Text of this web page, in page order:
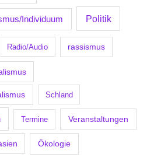
Individuum Politik
Radio/Audio rassismus
Schland
Termine Veranstaltungen
Ökologie